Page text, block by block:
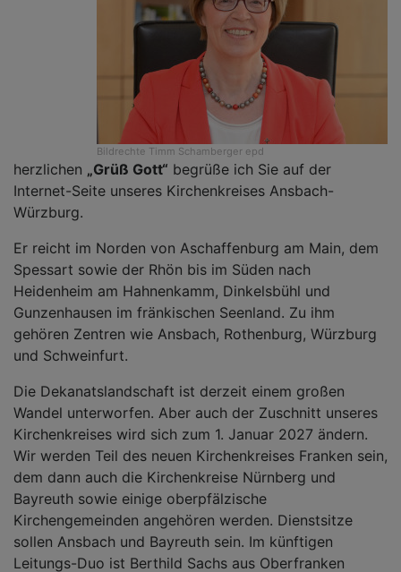
Bildrechte Timm Schamberger epd
herzlichen „Grüß Gott“ begrüße ich Sie auf der
Internet-Seite unseres Kirchenkreises Ansbach-
Würzburg.
Er reicht im Norden von Aschaffenburg am Main, dem
Spessart sowie der Rhön bis im Süden nach
Heidenheim am Hahnenkamm, Dinkelsbühl und
Gunzenhausen im fränkischen Seenland. Zu ihm
gehören Zentren wie Ansbach, Rothenburg, Würzburg
und Schweinfurt.
Die Dekanatslandschaft ist derzeit einem großen
Wandel unterworfen. Aber auch der Zuschnitt unseres
Kirchenkreises wird sich zum 1. Januar 2027 ändern.
Wir werden Teil des neuen Kirchenkreises Franken sein,
dem dann auch die Kirchenkreise Nürnberg und
Bayreuth sowie einige oberpfälzische
Kirchengemeinden angehören werden. Dienstsitze
sollen Ansbach und Bayreuth sein. Im künftigen
Leitungs-Duo ist Berthild Sachs aus Oberfranken